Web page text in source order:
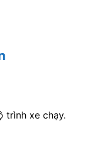
trình xe chạy.